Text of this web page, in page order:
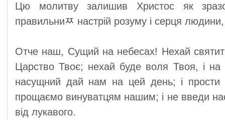
Цю молитву залишив Христос як
правильниﾹ настрій розуму і серця
Отче наш, Сущий на небесах! Нехай
Царство Твоє; нехай буде воля Твоя, і на
насущний дай нам на цей день; і
прощаємо винуватцям нашим; і не введи
від лукавого.